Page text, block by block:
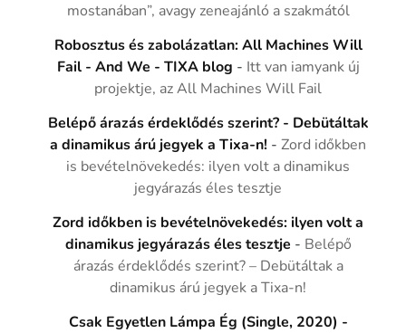
mostanában”, avagy zeneajánló a szakmától
Robosztus és zabolázatlan: All Machines Will
Fail - And We - TIXA blog - Itt van iamyank új
projektje, az All Machines Will Fail
Belépő árazás érdeklődés szerint? - Debütáltak
a dinamikus árú jegyek a Tixa-n! -Zord időkben
is bevételnövekedés: ilyen volt a dinamikus
jegyárazás éles tesztje
Zord időkben is bevételnövekedés: ilyen volt a
dinamikus jegyárazás éles tesztje - Belépő
árazás érdeklődés szerint? – Debütáltak a
dinamikus árú jegyek a Tixa-n!
Csak Egyetlen Lámpa Ég (Single, 2020) -